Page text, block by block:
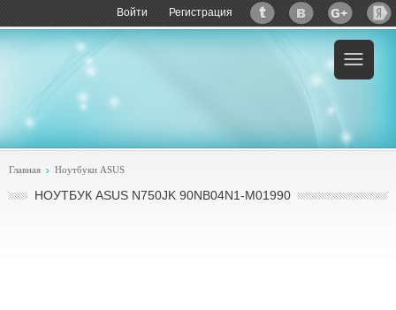
Войти Регистрация
купить ASUS N750JK 90NB04N1-M01990
Главная Ноутбуки ASUS
НОУТБУК ASUS N750JK 90NB04N1-M01990